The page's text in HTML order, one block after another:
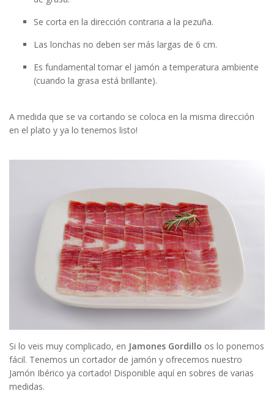
Se corta en la dirección contraria a la pezuña.
Las lonchas no deben ser más largas de 6 cm.
Es fundamental tomar el jamón a temperatura ambiente
(cuando la grasa está brillante).
A medida que se va cortando se coloca en la misma dirección
en el plato y ya lo tenemos listo!
Si lo veis muy complicado, en Jamones Gordillo os lo ponemos
fácil. Tenemos un cortador de jamón y ofrecemos nuestro
Jamón Ibérico ya cortado! Disponible aquíen sobres de varias
medidas.